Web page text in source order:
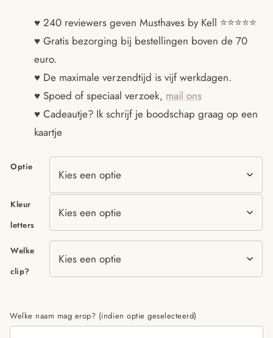
€11.95
tot
€15.95
♥ 240 reviewers geven Musthaves by Kell ⭐️⭐️⭐️⭐️⭐️
♥ Gratis bezorging bij bestellingen boven de 70
euro.
♥ De maximale verzendtijd is vijf werkdagen.
♥ Spoed of speciaal verzoek, mail ons
♥ Cadeautje? Ik schrijf je boodschap graag op een
kaartje
Optie
Kleur
letters
Welke
clip?
Welke naam mag erop? (indien optie geselecteerd)